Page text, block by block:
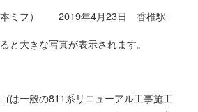
本ミフ） 2019年4月23日 香椎駅
と大きな写真が表示されます。
は一般の811系リニューアル工事施工